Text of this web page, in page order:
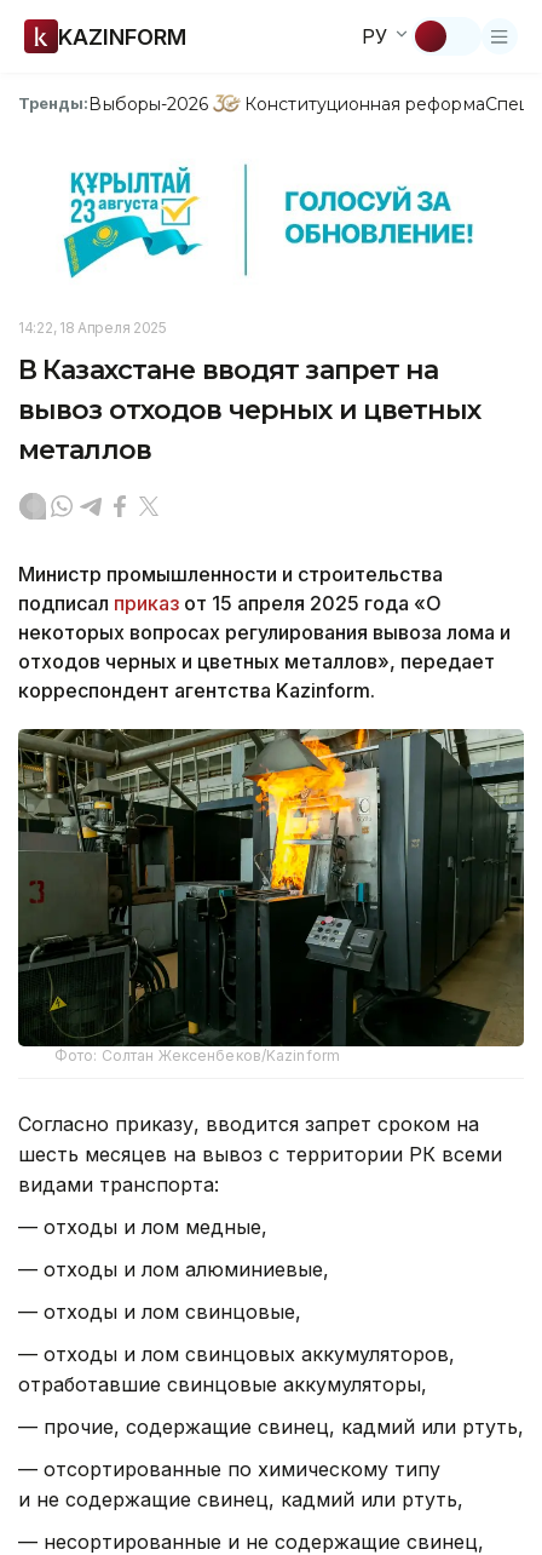
KAZINFORM РУ
Тренды:Выборы-2026 Конституционная реформа
14:22, 18 Апреля 2025
В Казахстане вводят запрет на
вывоз отходов черных и цветных
металлов
Министр промышленности и строительства
подписал приказ от 15 апреля 2025 года «О
некоторых вопросах регулирования вывоза лома и
отходов черных и цветных металлов», передает
корреспондент агентства Kazinform.
Фото: Солтан Жексенбеков/Kazinform
Согласно приказу, вводится запрет сроком на
шесть месяцев на вывоз с территории РК всеми
видами транспорта:
— отходы и лом медные,
— отходы и лом алюминиевые,
— отходы и лом свинцовые,
— отходы и лом свинцовых аккумуляторов,
отработавшие свинцовые аккумуляторы,
— прочие, содержащие свинец, кадмий или ртуть,
— отсортированные по химическому типу
и не содержащие свинец, кадмий или ртуть,
— несортированные и не содержащие свинец,